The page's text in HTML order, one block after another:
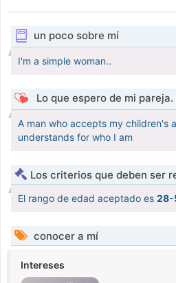
un poco sobre mí
I'm a simple woman..
Lo que espero de mi pareja.
A man who accepts my children's
understands for who I am
Los criterios que deben ser
El rango de edad aceptado es 28-
conocer a mí
Intereses